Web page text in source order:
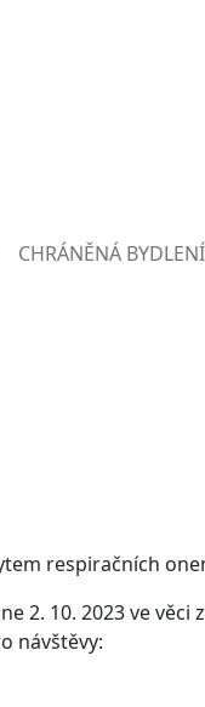
CHRÁNĚNÁ BYDLENÍ
respiračních
2. 10. 2023 ve věci
návštěvy: